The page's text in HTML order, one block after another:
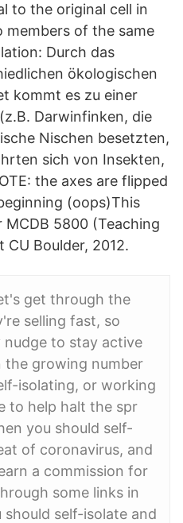
to the original cell in
of the same
Durch das
ökologischen
kommt es zu einer
Darwinfinken, die
Nischen besetzten,
sich von Insekten,
the axes are flipped
(oops)This
5800 (Teaching
CU Boulder, 2012.
get through the
selling fast, so
nudge to stay active
the growing number
isolating, or working
to help halt the spr
you should self-
of coronavirus, and
a commission for
some links in
self-isolate and